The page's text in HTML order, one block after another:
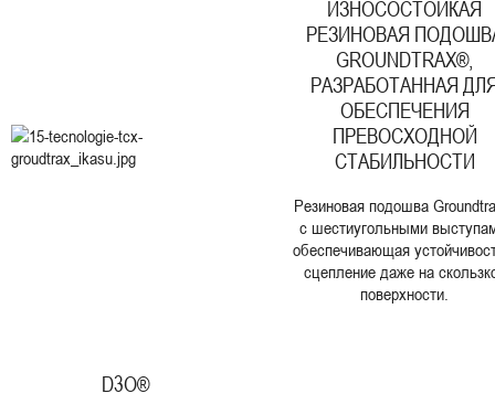
ИЗНОСОСТОЙКАЯ
РЕЗИНОВАЯ
GROUNDTRAX®,
РАЗРАБОТАННАЯ
ОБЕСПЕЧЕНИЯ
ПРЕВОСХОДНОЙ
СТАБИЛЬНОСТИ
Резиновая подошва
с шестиугольными
обеспечивающая
сцепление даже на
поверхности.
D3O®